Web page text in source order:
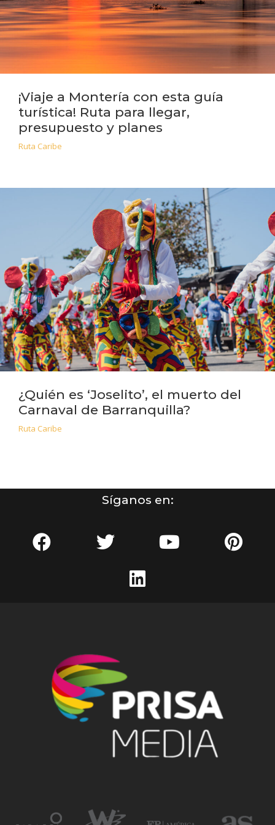
¡Viaje a Montería con esta guía
turística! Ruta para llegar,
presupuesto y planes
Ruta Caribe
¿Quién es ‘Joselito’, el muerto del
Carnaval de Barranquilla?
Ruta Caribe
Síganos en: